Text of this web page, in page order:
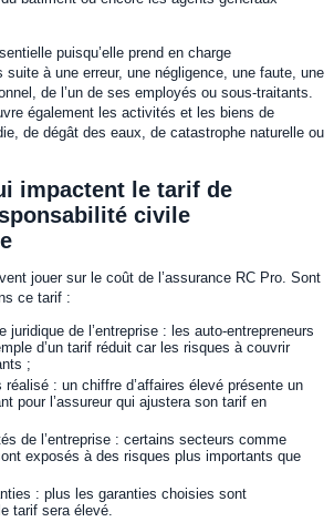
puisqu’elle prend en charge
suite à une erreur, une négligence, une faute, une
de l’un de ses employés ou sous-traitants.
également les activités et les biens de
de dégât des eaux, de catastrophe naturelle ou
impactent le tarif de
civile
jouer sur le coût de l’assurance RC Pro. Sont
ce tarif :
juridique de l’entreprise : les auto-entrepreneurs
d’un tarif réduit car les risques à couvrir
;
réalisé : un chiffre d’affaires élevé présente un
pour l’assureur qui ajustera son tarif en
de l’entreprise : certains secteurs comme
exposés à des risques plus importants que
: plus les garanties choisies sont
tarif sera élevé.